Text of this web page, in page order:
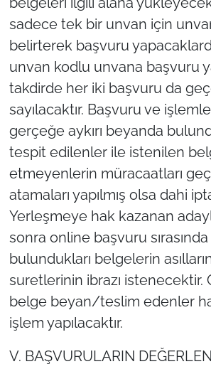
sadece tek bir unvan için
belirterek başvuru
unvan kodlu unvana başvuru
takdirde her iki başvuru da
sayılacaktır. Başvuru ve
gerçeğe aykırı beyanda
tespit edilenler ile istenilen
etmeyenlerin müracaatları
atamaları yapılmış olsa dahi
Yerleşmeye hak kazanan
sonra online başvuru
bulundukları belgelerin
suretlerinin ibrazı istenecektir.
belge beyan/teslim edenler
işlem yapılacaktır.
V. BAŞVURULARIN